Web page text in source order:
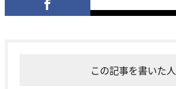
この記事を書いた人